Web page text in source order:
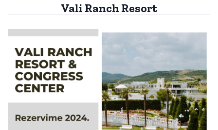
Vali Ranch Resort